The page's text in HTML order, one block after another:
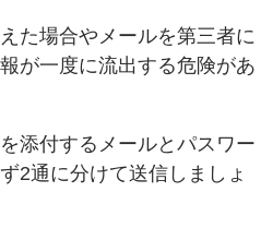
た場合やメールを第三者に
が一度に流出する危険があ
添付するメールとパスワー
2通に分けて送信しましょ